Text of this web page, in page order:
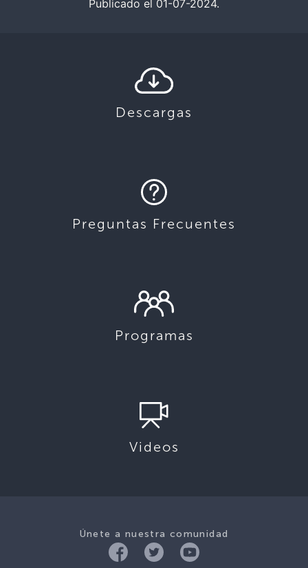
Publicado el 01-07-2024.
Descargas
Preguntas Frecuentes
Programas
Videos
Únete a nuestra comunidad